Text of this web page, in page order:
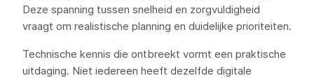
Deze spanning tussen snelheid en zorgvuldigheid
vraagt om realistische planning en duidelijke prioriteiten.
Technische kennis die ontbreekt vormt een praktische
uitdaging. Niet iedereen heeft dezelfde digitale